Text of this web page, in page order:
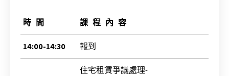
時 間 課 程 內 容
14:00-14:30 報到
住宅租賃爭議處理-